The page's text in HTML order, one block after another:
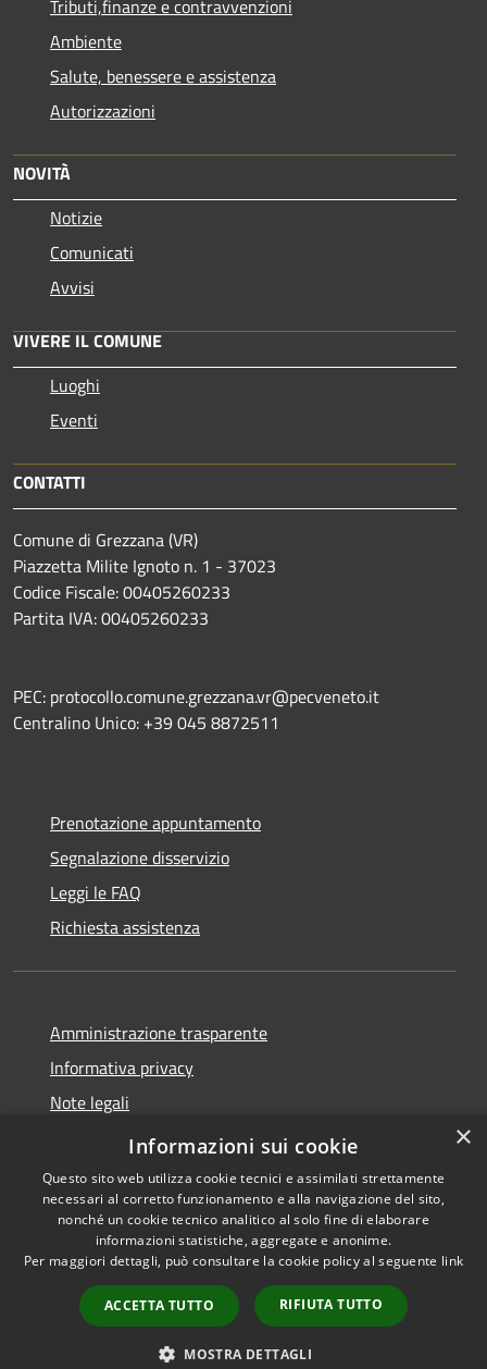
Tributi,finanze e contravvenzioni
Ambiente
Salute, benessere e assistenza
Autorizzazioni
NOVITÀ
Notizie
Comunicati
Avvisi
VIVERE IL COMUNE
Luoghi
Eventi
CONTATTI
Comune di Grezzana (VR)
Piazzetta Milite Ignoto n. 1 - 37023
Codice Fiscale: 00405260233
Partita IVA: 00405260233
PEC: protocollo.comune.grezzana.vr@pecveneto.it
Centralino Unico: +39 045 8872511
Prenotazione appuntamento
Segnalazione disservizio
Leggi le FAQ
Richiesta assistenza
Amministrazione trasparente
Informativa privacy
Note legali
Dichiarazione di accessibilità
Accessibilità
Copyright © 2026 • Comune di
Grezzana • Powered by
Municipium•
Accesso
redazione
×
Informazioni sui cookie
Questo sito web utilizza cookie tecnici e assimilati strettamente
necessari al corretto funzionamento e alla navigazione del sito,
nonché un cookie tecnico analitico al solo fine di elaborare
informazioni statistiche, aggregate e anonime.
Per maggiori dettagli, può consultare la cookie policy al seguente link
ACCETTA TUTTO RIFIUTA TUTTO
MOSTRA DETTAGLI